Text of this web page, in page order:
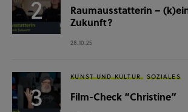
Raumausstatterin –
Zukunft?
28.10.25
KUNST UND KULTUR SOZIALES
Film-Check “Christine”